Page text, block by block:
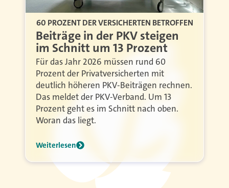
60 PROZENT DER VERSICHERTEN BETROFFEN
Beiträge in der PKV steigen
im Schnitt um 13 Prozent
Für das Jahr 2026 müssen rund 60
Prozent der Privatversicherten mit
deutlich höheren PKV-Beiträgen rechnen.
Das meldet der PKV-Verband. Um 13
Prozent geht es im Schnitt nach oben.
Woran das liegt.
Weiterlesen